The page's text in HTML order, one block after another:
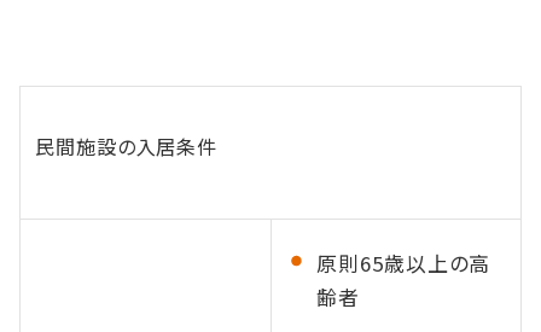
民間施設の入居条件
原則65歳以上の高
齢者